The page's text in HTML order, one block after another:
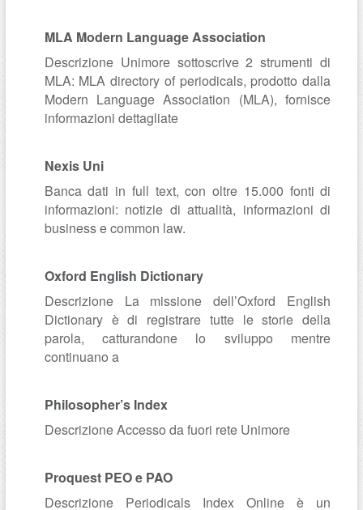
MLA Modern Language Association
Descrizione Unimore sottoscrive 2 strumenti di
MLA: MLA directory of periodicals, prodotto dalla
Modern Language Association (MLA), fornisce
informazioni dettagliate
Nexis Uni
Banca dati in full text, con oltre 15.000 fonti di
informazioni: notizie di attualità, informazioni di
business e common law.
Oxford English Dictionary
Descrizione La missione dell’Oxford English
Dictionary è di registrare tutte le storie della
parola, catturandone lo sviluppo mentre
continuano a
Philosopher’s Index
Descrizione Accesso da fuori rete Unimore
Proquest PEO e PAO
Descrizione Periodicals Index Online è un